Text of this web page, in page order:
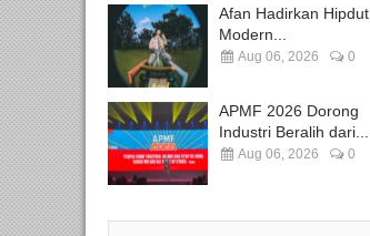
Afan Hadirkan Hipdut
Modern...
Aug 06, 2026 0
APMF 2026 Dorong
Industri Beralih dari...
Aug 06, 2026 0